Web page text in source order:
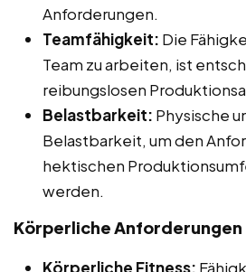
Anforderungen.
Teamfähigkeit: Die
Team zu arbeiten, ist
reibungslosen
Belastbarkeit: Physische
Belastbarkeit, um den
hektischen
werden.
Körperliche Anforderungen
Körperliche Fitness: